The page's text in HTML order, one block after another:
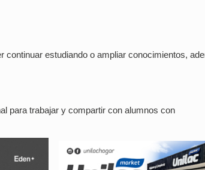
estudiando o ampliar conocimientos,
para trabajar y compartir con alumnos con